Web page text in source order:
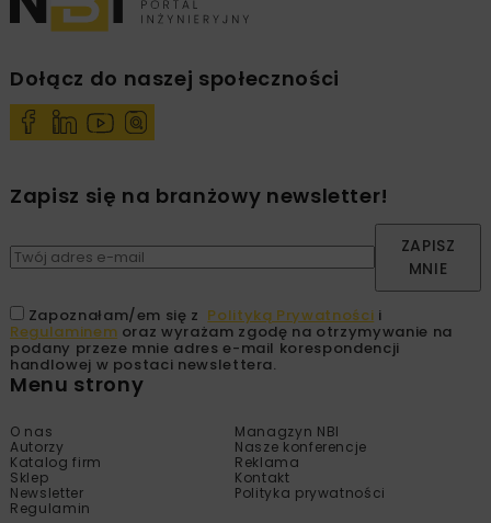
Dołącz do naszej społeczności
Zapisz się na branżowy newsletter!
ZAPISZ
MNIE
Zapoznałam/em się z Polityką Prywatności i
Regulaminem oraz wyrażam zgodę na otrzymywanie na
podany przeze mnie adres e-mail korespondencji
handlowej w postaci newslettera.
Menu strony
O nas
Managzyn NBI
Autorzy
Nasze konferencje
Katalog firm
Reklama
Sklep
Kontakt
Newsletter
Polityka prywatności
Regulamin